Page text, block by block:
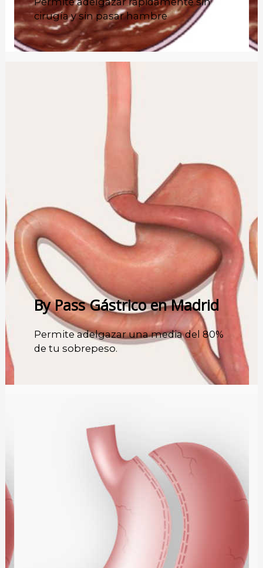
cirugía y sin pasar hambre
By Pass Gástrico en Madrid
Permite adelgazar una media del 80%
de tu sobrepeso.